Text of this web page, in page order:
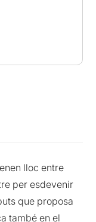
lloc entre
per esdevenir
que proposa
també en el